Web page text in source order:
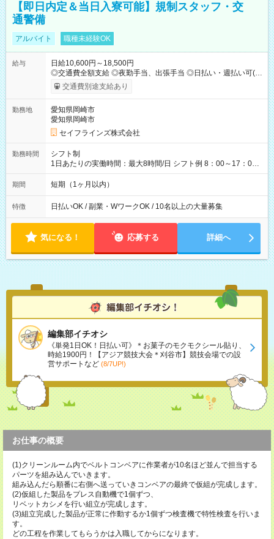
【即日内定＆当日入寮可能】規制スタッフ・交
通警備
アルバイト 職種未経験OK
給与
日給10,600円～18,500円
◎交通費全額支給 ◎夜勤手当、出張手当 ◎日払い・週払い可(希
望者／条件有) ＜月収例＞ 日給10,600円×22日稼働＝23.5万円/
試用期間の長さ：3ヶ月 雇用形態、給与は本採用時と同じです。
交通費別途支給あり
勤務地
愛知県岡崎市
愛知県岡崎市
セイフラインズ株式会社
勤務時間
シフト制
1日あたりの実働時間：最大8時間/日 シフト例 8：00～17：00
21：00～6：00 ※現場によっては多少時間は前後します ▶残業
ほとんどなし！ ▶時間より早く終わることの方が多いと思いま
も日給は同額支給！
期間 短期（1ヶ月以内）
特徴 日払いOK / 副業・WワークOK / 10名以上の大量募集
気になる！ 応募する 詳細へ
編集部イチオシ
《単発1日OK！日払い可》＊お菓子のモクモクシール貼り、
時給1900円！【アジア競技大会＊刈谷市】競技会場での設
営サポートなど (8/7UP!)
お仕事の概要
(1)クリーンルーム内でベルトコンベアに作業者が10名ほど並んで担当する
パーツを組み込んでいきます。
組み込んだら順番に右側へ送っていきコンベアの最終で仮組が完成します。
(2)仮組した製品をプレス自動機で1個ずつ、
リベットカシメを行い組立が完成します。
(3)組立完成した製品が正常に作動するか1個ずつ検査機で特性検査を行いま
す。
どの工程を作業してもらうかは入職してからになります。